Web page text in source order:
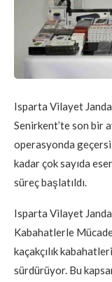
Isparta Vilayet
Senirkent’te son bir
operasyonda
kadar çok sayıda
süreç başlatıldı.
Isparta Vilayet
Kabahatlerle
kaçakçılık
sürdürüyor. Bu